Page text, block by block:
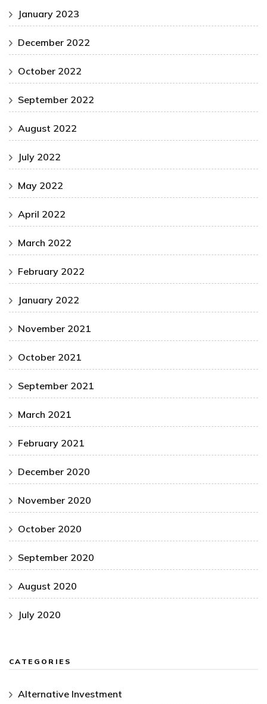
January 2023
December 2022
October 2022
September 2022
August 2022
July 2022
May 2022
April 2022
March 2022
February 2022
January 2022
November 2021
October 2021
September 2021
March 2021
February 2021
December 2020
November 2020
October 2020
September 2020
August 2020
July 2020
CATEGORIES
Alternative Investment